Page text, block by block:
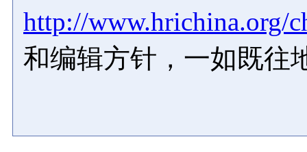
http://www.hrichina.org/
和编辑方针，一如既往